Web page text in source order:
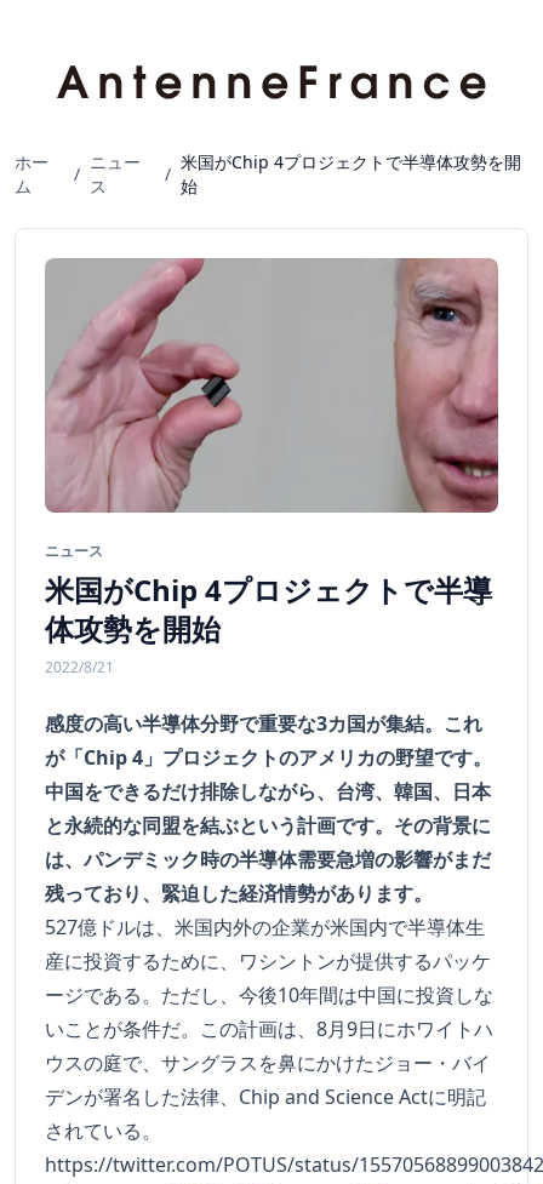
ホー
ム
/
ニュー
ス
/
米国がChip 4プロジェクトで半導体攻勢を開
始
ニュース
米国がChip 4プロジェクトで半導
体攻勢を開始
2022/8/21
感度の高い半導体分野で重要な3カ国が集結。これ
が「Chip 4」プロジェクトのアメリカの野望です。
中国をできるだけ排除しながら、台湾、韓国、日本
と永続的な同盟を結ぶという計画です。その背景に
は、パンデミック時の半導体需要急増の影響がまだ
残っており、緊迫した経済情勢があります。
527億ドルは、米国内外の企業が米国内で半導体生
産に投資するために、ワシントンが提供するパッケ
ージである。ただし、今後10年間は中国に投資しな
いことが条件だ。この計画は、8月9日にホワイトハ
ウスの庭で、サングラスを鼻にかけたジョー・バイ
デンが署名した法律、Chip and Science Actに明記
されている。
https://twitter.com/POTUS/status/